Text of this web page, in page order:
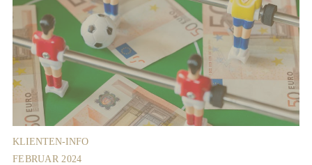
KLIENTEN-INFO
FEBRUAR 2024